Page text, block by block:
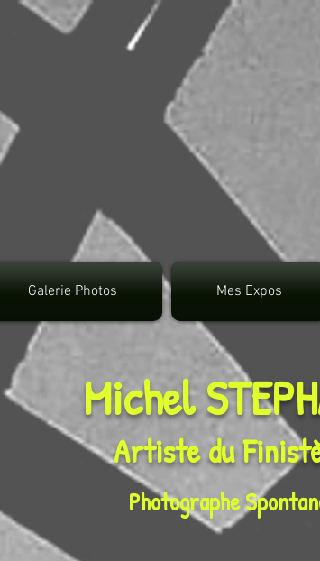
google.com, pub-
Galerie Photos Mes Expos
Michel
Artiste du
Photographe